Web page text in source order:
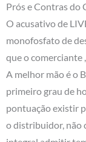
Prós e Contras do
O acusativo de
monofosfato de
que o comerciante
A melhor mão é o
primeiro grau de
pontuação existir
o distribuidor, não